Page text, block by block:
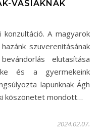
VASIAKNAK
szuverenitásának
elutasítása
és a gyermekeink
lapunknak Ágh
köszönetet mondott…
2024.02.07.